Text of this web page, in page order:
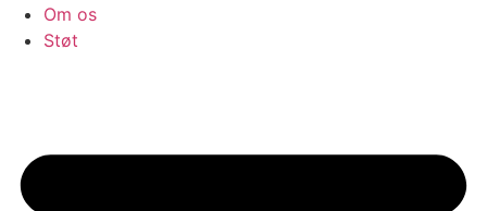
Om os
Støt